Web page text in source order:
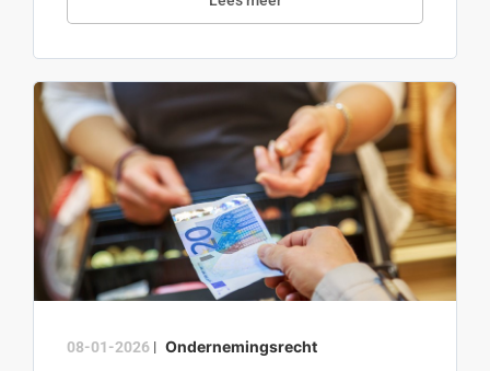
08-01-2026 | Ondernemingsrecht